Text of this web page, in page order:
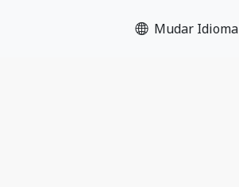
Mudar Idioma